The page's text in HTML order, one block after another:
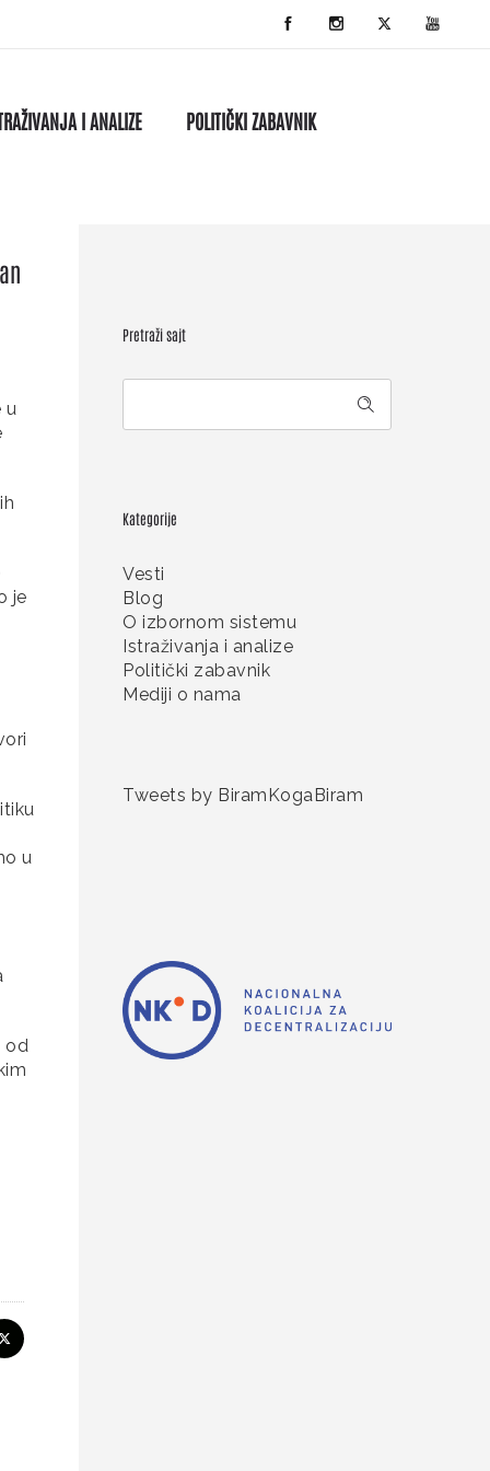
I ANALIZE POLITIČKI ZABAVNIK
u
je
u
od
Pretraži sajt
Kategorije
Vesti
Blog
O izbornom sistemu
Istraživanja i analize
Politički zabavnik
Mediji o nama
Tweets by BiramKogaBiram